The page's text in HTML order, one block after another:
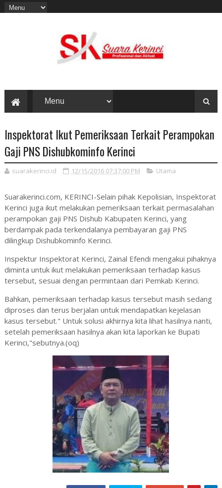
Inspektorat Ikut Pemeriksaan Terkait Perampokan
Gaji PNS Dishubkominfo Kerinci
suarakerinci.id 12/15/2016 07:37:00 PM Utama
Suarakerinci.com, KERINCI-Selain pihak Kepolisian, Inspektorat
Kerinci juga ikut melakukan pemeriksaan terkait permasalahan
perampokan gaji PNS Dishub Kabupaten Kerinci, yang
berdampak pada terkendalanya pembayaran gaji PNS
dilingkup Dishubkominfo Kerinci.
Inspektur Inspektorat Kerinci, Zainal Efendi mengakui pihaknya
diminta untuk ikut melakukan pemeriksaan terhadap kasus
tersebut, sesuai dengan permintaan dari Pemkab Kerinci.
Bahkan, pemeriksaan terhadap kasus tersebut masih sedang
diproses dan terus berjalan untuk mendapatkan kejelasan
kasus tersebut." Untuk solusi akhirnya kita lihat hasilnya nanti,
setelah pemeriksaan hasilnya akan kita laporkan ke Bupati
Kerinci,"sebutnya.(oq)